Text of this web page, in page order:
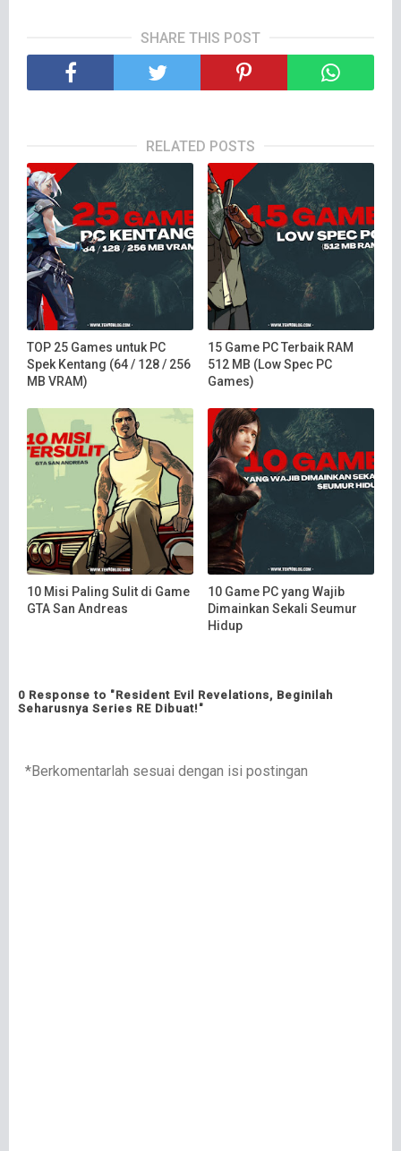
SHARE THIS POST
RELATED POSTS
TOP 25 Games untuk PC
Spek Kentang (64 / 128 / 256
MB VRAM)
15 Game PC Terbaik RAM
512 MB (Low Spec PC
Games)
10 Misi Paling Sulit di Game
GTA San Andreas
10 Game PC yang Wajib
Dimainkan Sekali Seumur
Hidup
0 Response to "Resident Evil Revelations, Beginilah
Seharusnya Series RE Dibuat!"
*Berkomentarlah sesuai dengan isi postingan